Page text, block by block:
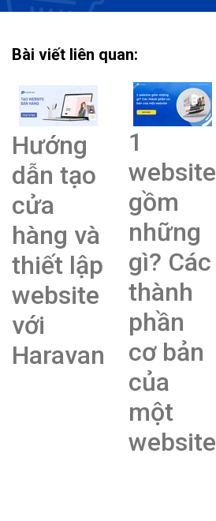
Bài viết liên quan:
Hướng
dẫn tạo
cửa
hàng và
thiết lập
website
với
Haravan
1
website
gồm
những
gì? Các
thành
phần
cơ bản
của
một
website